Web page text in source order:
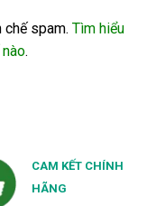
spam. Tìm hiểu
.
CAM KẾT CHÍNH
HÃNG